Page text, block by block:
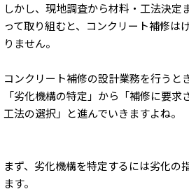
しかし、現地調査から材料・工法決定
って取り組むと、コンクリート補修は
りません。
コンクリート補修の設計業務を行うとき
「劣化機構の特定」から「補修に要
工法の選択」と進んでいきますよね。
まず、劣化機構を特定するには劣化の
ます。